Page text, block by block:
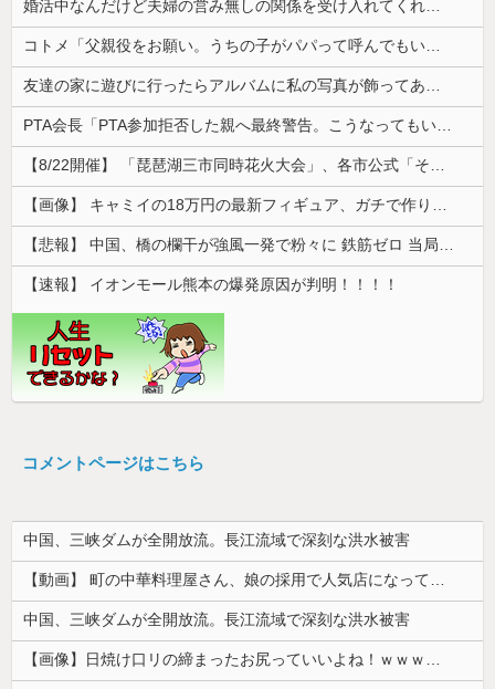
【速報】 イオンモール熊本の爆発原因が判明！！！！
コメントページはこちら
中国、三峡ダムが全開放流。長江流域で深刻な洪水被害
【動画】 町の中華料理屋さん、娘の採用で人気店になってしまう
中国、三峡ダムが全開放流。長江流域で深刻な洪水被害
【画像】日焼け口リの締まったお尻っていいよね！ｗｗｗｗｗ